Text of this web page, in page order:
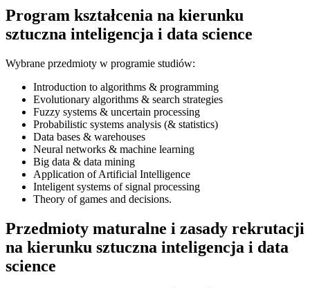
Program kształcenia na kierunku
sztuczna inteligencja i data science
Wybrane przedmioty w programie studiów:
Introduction to algorithms & programming
Evolutionary algorithms & search strategies
Fuzzy systems & uncertain processing
Probabilistic systems analysis (& statistics)
Data bases & warehouses
Neural networks & machine learning
Big data & data mining
Application of Artificial Intelligence
Inteligent systems of signal processing
Theory of games and decisions.
Przedmioty maturalne i zasady rekrutacji
na kierunku sztuczna inteligencja i data
science